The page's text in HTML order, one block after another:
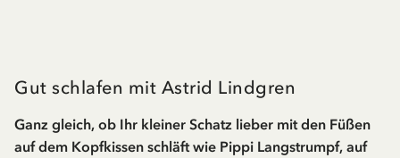
Gut schlafen mit Astrid Lindgren
Ganz gleich, ob Ihr kleiner Schatz lieber mit den Füßen
auf dem Kopfkissen schläft wie Pippi Langstrumpf, auf